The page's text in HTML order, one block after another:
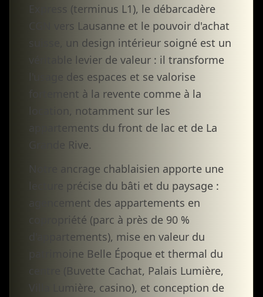
Express (terminus L1), le débarcadère
CGN vers Lausanne et le pouvoir d'achat
suisse, un design intérieur soigné est un
véritable levier de valeur : il transforme
l'usage des espaces et se valorise
fortement à la revente comme à la
location, notamment sur les
appartements du front de lac et de La
Grande Rive.
Notre ancrage chablaisien apporte une
lecture précise du bâti et du paysage :
agencement des appartements en
copropriété (parc à près de 90 %
d'appartements), mise en valeur du
patrimoine Belle Époque et thermal du
centre (Buvette Cachat, Palais Lumière,
Villa Lumière, casino), et conception de